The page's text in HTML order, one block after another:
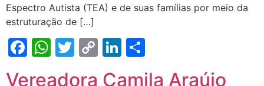
Espectro Autista (TEA) e de suas famílias por meio da
estruturação de […]
Facebook
WhatsApp
Twitter
CopyLinkedIn
Vereadora Camila Araújo